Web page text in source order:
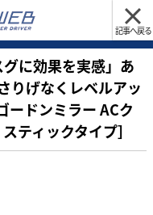
記事へ戻る
に効果を実感」あ
りげなくレベルアッ
ードンミラー ACク
ティックタイプ］